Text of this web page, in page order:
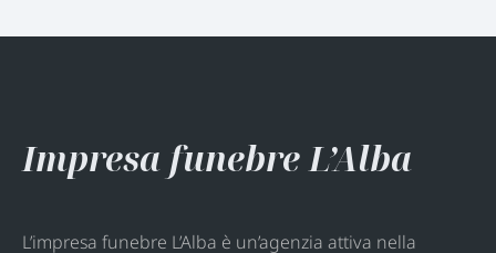
Impresa funebre L’Alba
L’impresa funebre L’Alba è un’agenzia attiva nella